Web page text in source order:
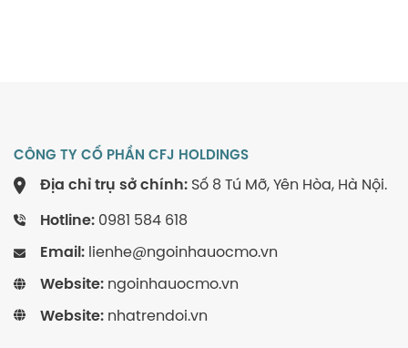
CÔNG TY CỔ PHẦN CFJ HOLDINGS
Địa chỉ trụ sở chính: Số 8 Tú Mỡ, Yên Hòa, Hà Nội.
Hotline: 0981 584 618
Email: lienhe@ngoinhauocmo.vn
Website: ngoinhauocmo.vn
Website: nhatrendoi.vn